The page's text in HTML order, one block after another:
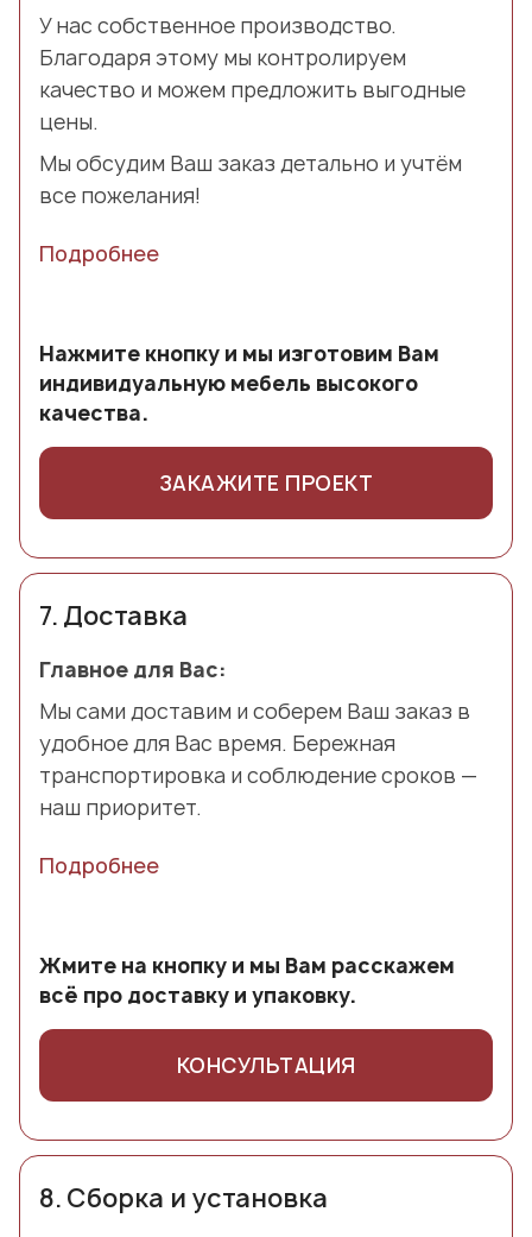
У нас собственное производство.
Благодаря этому мы контролируем
качество и можем предложить выгодные
цены.
Мы обсудим Ваш заказ детально и учтём
все пожелания!
Подробнее
Нажмите кнопку и мы изготовим Вам
индивидуальную мебель высокого
качества.
ЗАКАЖИТЕ ПРОЕКТ
7. Доставка
Главное для Вас:
Мы сами доставим и соберем Ваш заказ в
удобное для Вас время. Бережная
транспортировка и соблюдение сроков —
наш приоритет.
Подробнее
Жмите на кнопку и мы Вам расскажем
всё про доставку и упаковку.
КОНСУЛЬТАЦИЯ
8. Сборка и установка